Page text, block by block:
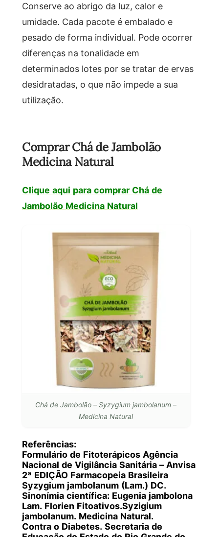
Conserve ao abrigo da luz, calor e
umidade. Cada pacote é embalado e
pesado de forma individual. Pode ocorrer
diferenças na tonalidade em
determinados lotes por se tratar de ervas
desidratadas, o que não impede a sua
utilização.
Comprar Chá de Jambolão
Medicina Natural
Clique aqui para comprar Chá de
Jambolão Medicina Natural
Chá de Jambolão – Syzygium jambolanum –
Medicina Natural
Referências:
Formulário de Fitoterápicos Agência
Nacional de Vigilância Sanitária – Anvisa
2ª EDIÇÃO Farmacopeia Brasileira
Syzygium jambolanum (Lam.) DC.
Sinonímia científica: Eugenia jambolona
Lam. Florien Fitoativos.Syzigium
jambolanum. Medicina Natural.
Contra o Diabetes. Secretaria de